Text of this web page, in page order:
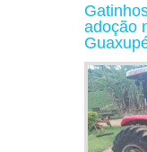
adoção